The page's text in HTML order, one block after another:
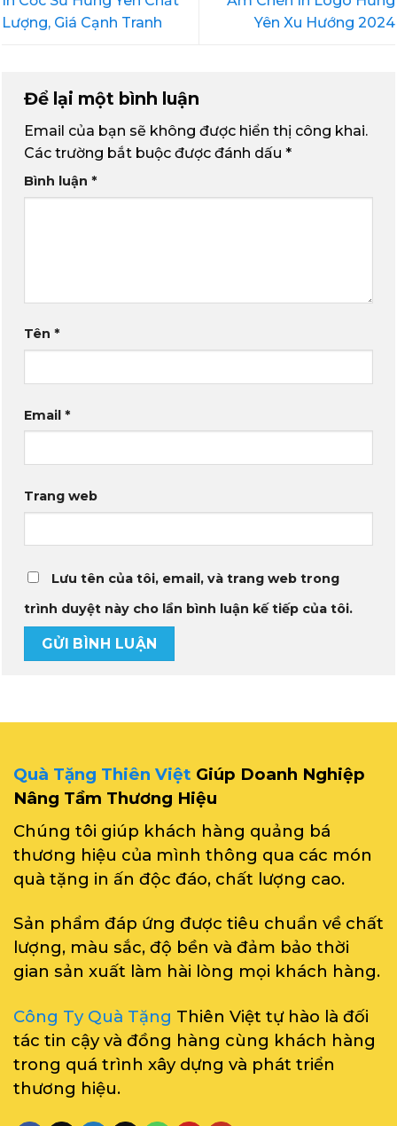
Lượng, Giá Cạnh Tranh
Yên Xu Hướng 2024
Để lại một bình luận
Email của bạn sẽ không được hiển thị công khai.
Các trường bắt buộc được đánh dấu *
Bình luận *
Tên *
Email *
Trang web
Lưu tên của tôi, email, và trang web trong
trình duyệt này cho lần bình luận kế tiếp của tôi.
Quà Tặng Thiên Việt Giúp Doanh Nghiệp
Nâng Tầm Thương Hiệu
Chúng tôi giúp khách hàng quảng bá
thương hiệu của mình thông qua các món
quà tặng in ấn độc đáo, chất lượng cao.
Sản phẩm đáp ứng được tiêu chuẩn về chất
lượng, màu sắc, độ bền và đảm bảo thời
gian sản xuất làm hài lòng mọi khách hàng.
Công Ty Quà Tặng Thiên Việt tự hào là đối
tác tin cậy và đồng hàng cùng khách hàng
trong quá trình xây dựng và phát triển
thương hiệu.